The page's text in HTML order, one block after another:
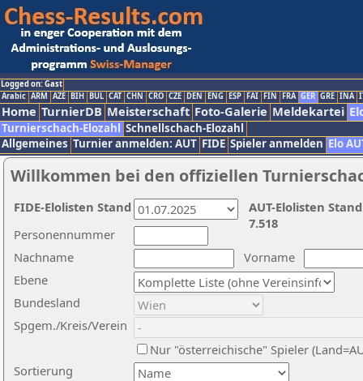
Logged on: Gast
Arabic ARM AZE BIH BUL CAT CHN CRO CZE DEN ENG ESP FAI FIN FRA GER GRE INA
Home TurnierDB Meisterschaft Foto-Galerie Meldekartei
Turnierschach-Elozahl Schnellschach-Elozahl
Allgemeines Turnier anmelden: AUT FIDE Spieler anmelden Elo
Willkommen bei den offiziellen
Nachname
Vorname
Ebene
Sortierung
Personennummer
Bundesland
Spgem./Kreis/Verein
Nur "österreichische" Spieler
AUT-Elolisten
7.518
FIDE-Elolisten Stand